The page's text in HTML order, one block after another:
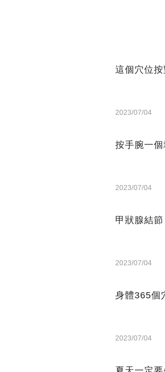
這個穴位
2023/07/04
按手腕一
2023/07/04
甲狀腺結
2023/07/04
身體365個
2023/07/04